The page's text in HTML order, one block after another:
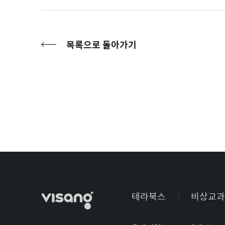
목록으로 돌아가기
테라북스 비상교